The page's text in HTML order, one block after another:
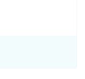
Infra ja liikenne